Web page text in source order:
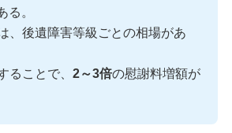
る。
、後遺障害等級ごとの相場があ
ることで、 2～3倍の慰謝料増額が